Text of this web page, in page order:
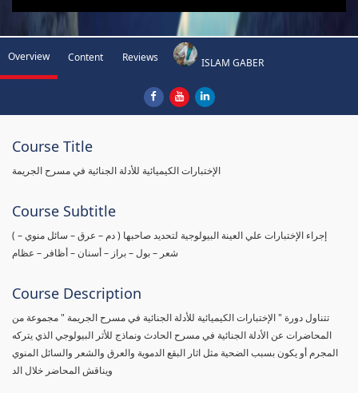
Overview Content Reviews ISLAM GABER
Course Title
الإختبارات الكيميائية للأدلة الجنائية في مسرح الجريمة
Course Subtitle
( إجراء الإختبارات علي العينة البيولوجية لتحديد صاحبها ( دم – عرق – سائل منوي –
شعر – بول – براز – أسنان – أظافر – عظام
Course Description
تتناول دورة " الإختبارات الكيميائية للأدلة الجنائية في مسرح الجريمة " مجموعة من
المحاضرات عن الأدلة الجنائية في مسرح الحادث ونماذج للأثر البيولوجي الذي يتركه
المجرم أو يكون بسبب الضحية مثل اثار البقع الدموية والعرق والشعر والسائل المنوي
ويناقش المحاضر خلال الد